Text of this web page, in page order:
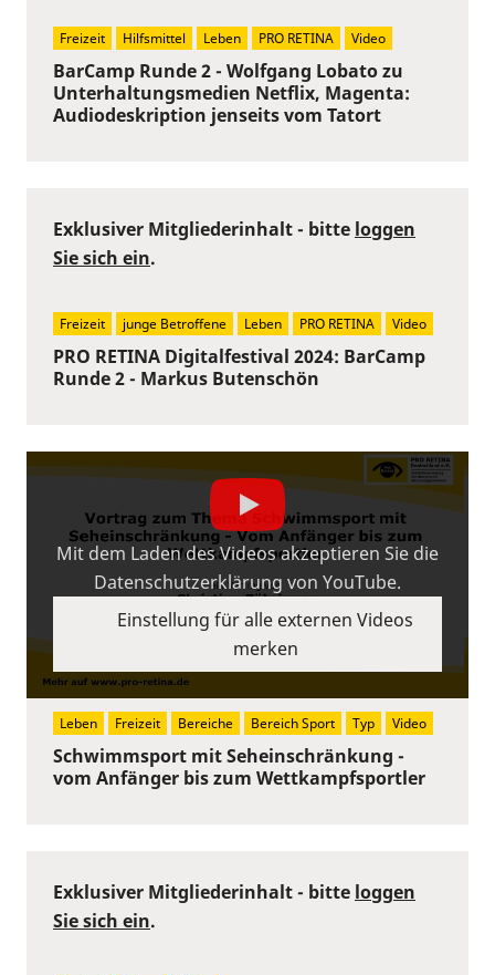
BarCamp Runde 2 - Wolfgang Lobato zu
Unterhaltungsmedien Netflix, Magenta:
Audiodeskription jenseits vom Tatort
Freizeit Hilfsmittel Leben PRO RETINA Video
PRO RETINA Digitalfestival 2024: BarCamp
Runde 2 - Markus Butenschön
Exklusiver Mitgliederinhalt - bitte loggen
Sie sich ein.
Freizeit junge Betroffene Leben PRO RETINA Video
Schwimmsport mit Seheinschränkung -
vom Anfänger bis zum Wettkampfsportler
Mit dem Laden des Videos akzeptieren Sie die
Datenschutzerklärung von YouTube.
Einstellung für alle externen Videos
merken
Leben Freizeit Bereiche Bereich Sport Typ Video
Exklusiver Mitgliederinhalt - bitte loggen
Sie sich ein.